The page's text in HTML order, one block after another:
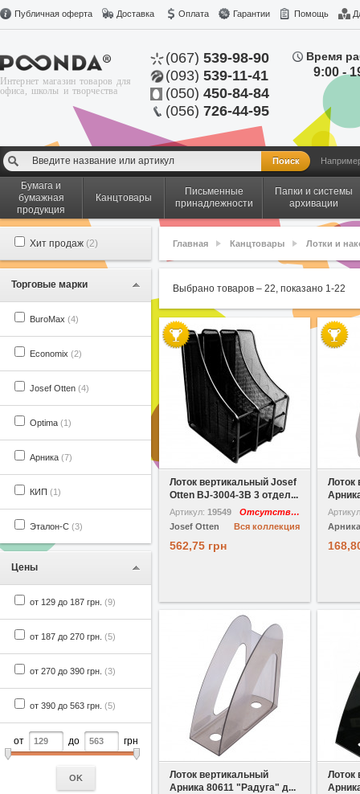
Публичная оферта Доставка Оплата Гарантии Помощь
Интернет магазин товаров для
офиса, школы и творчества
(067) 539-98-90
(093) 539-11-41
(050) 450-84-84
(056) 726-44-95
Время
9:00 -
Бумага и
бумажная
продукция
Канцтовары
Письменные
принадлежности
Папки и системы
архивации
Хит продаж (2)
Торговые марки
BuroMax (4)
Economix (2)
Josef Otten (4)
Optima (1)
Арника (7)
КИП (1)
Эталон-С (3)
Цены
от 129 до 187 грн. (9)
от 187 до 270 грн. (5)
от 270 до 390 грн. (3)
от 390 до 563 грн. (5)
от до грн
OK
Главная Канцтовары Лотки и
Выбрано товаров – 22, показано 1-22
Лоток вертикальный Josef
Otten BJ-3004-3B 3 отдел...
Артикул: 19549
Отсутствует
Вся коллекция
Josef Otten
562,75 грн
В
Лоток
Арника
В избранное
Лоток вертикальный
Арника 80611 "Радуга" д...
В
Лоток